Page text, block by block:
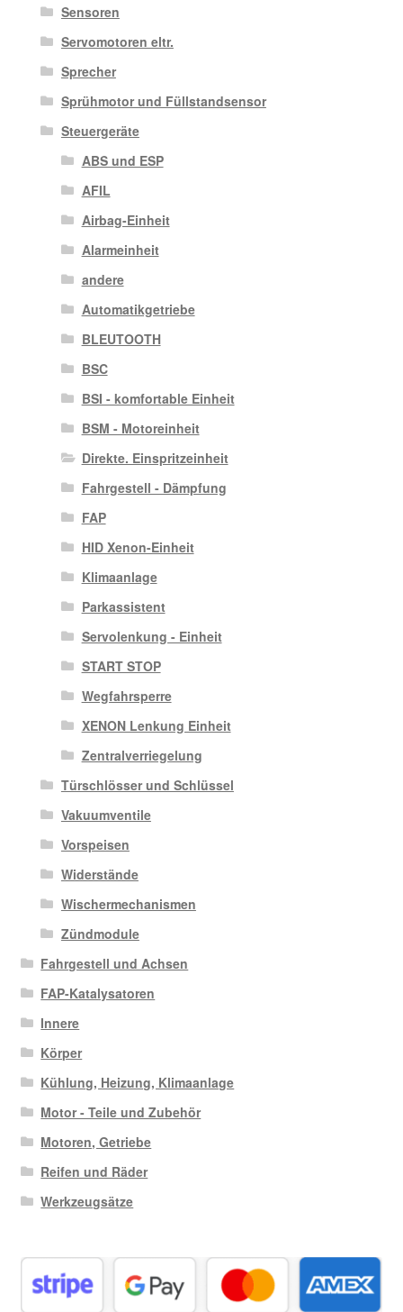
Sensoren
Servomotoren eltr.
Sprecher
Sprühmotor und Füllstandsensor
Steuergeräte
ABS und ESP
AFIL
Airbag-Einheit
Alarmeinheit
andere
Automatikgetriebe
BLEUTOOTH
BSC
BSI - komfortable Einheit
BSM - Motoreinheit
Direkte. Einspritzeinheit
Fahrgestell - Dämpfung
FAP
HID Xenon-Einheit
Klimaanlage
Parkassistent
Servolenkung - Einheit
START STOP
Wegfahrsperre
XENON Lenkung Einheit
Zentralverriegelung
Türschlösser und Schlüssel
Vakuumventile
Vorspeisen
Widerstände
Wischermechanismen
Zündmodule
Fahrgestell und Achsen
FAP-Katalysatoren
Innere
Körper
Kühlung, Heizung, Klimaanlage
Motor - Teile und Zubehör
Motoren, Getriebe
Reifen und Räder
Werkzeugsätze